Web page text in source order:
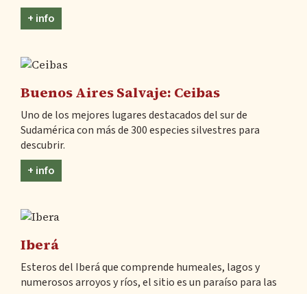
+ info
Buenos Aires Salvaje: Ceibas
Uno de los mejores lugares destacados del sur de
Sudamérica con más de 300 especies silvestres para
descubrir.
+ info
Iberá
Esteros del Iberá que comprende humeales, lagos y
numerosos arroyos y ríos, el sitio es un paraíso para las